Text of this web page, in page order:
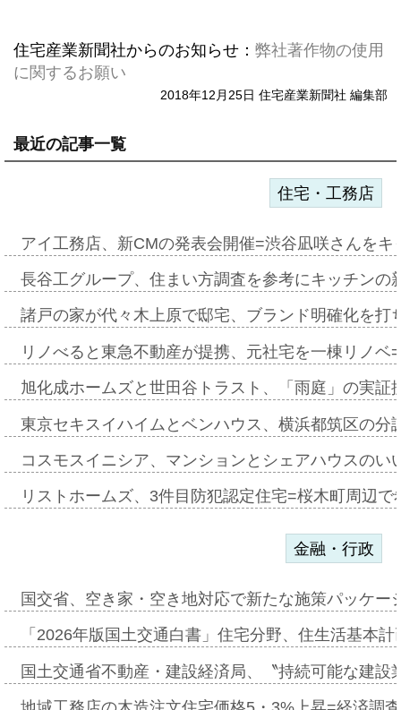
住宅産業新聞社からのお知らせ： 弊社著作物の使用
に関するお願い
2018年12月25日 住宅産業新聞社 編集部
最近の記事一覧
住宅・工務店
アイ工務店、新CMの発表会開催=渋谷凪咲さんを
長谷工グループ、住まい方調査を参考にキッチン
諸戸の家が代々木上原で邸宅、ブランド明確化を
リノべると東急不動産が提携、元社宅を一棟リノ
旭化成ホームズと世田谷トラスト、「雨庭」の実
東京セキスイハイムとベンハウス、横浜都筑区の
コスモスイニシア、マンションとシェアハウスの
リストホームズ、3件目防犯認定住宅=桜木町周辺
金融・行政
国交省、空き家・空き地対応で新たな施策パッケ
「2026年版国土交通白書」住宅分野、住生活基本
国土交通省不動産・建設経済局、〝持続可能な建